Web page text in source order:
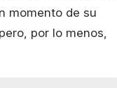
momento de su
por lo menos,